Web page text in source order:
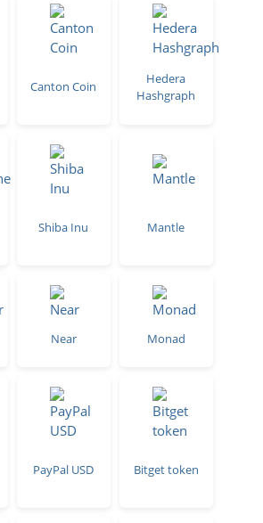
Canton Coin
Hedera
Hashgraph
Shiba Inu Mantle
Near Monad
PayPal USD Bitget token